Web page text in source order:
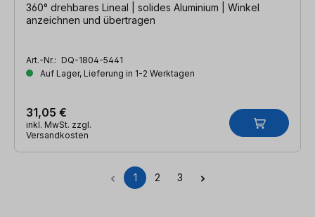
360° drehbares Lineal | solides Aluminium | Winkel
anzeichnen und übertragen
Art.-Nr.: DQ-1804-5441
Auf Lager, Lieferung in 1-2 Werktagen
31,05 €
inkl. MwSt. zzgl.
Versandkosten
Seite
1 Seite
2 Seite
3